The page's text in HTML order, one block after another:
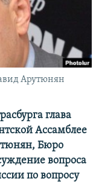
Арутюнян
глава
Ассамблее
Бюро
вопроса
по вопросу